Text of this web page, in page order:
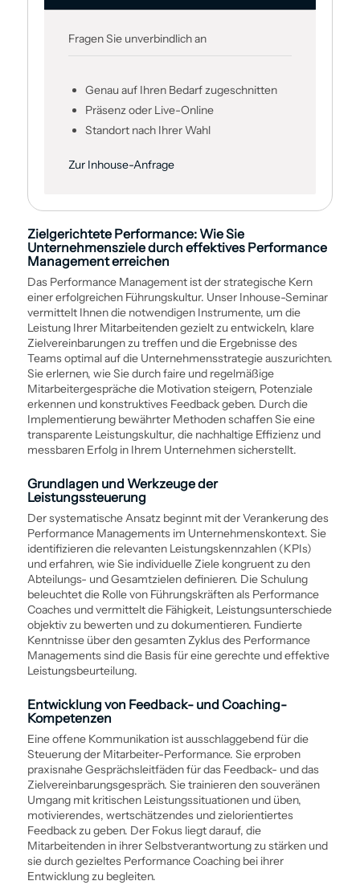
Zielgerichtete Performance: Wie Sie
Unternehmensziele durch effektives Performance
Management erreichen
Das Performance Management ist der strategische Kern
einer erfolgreichen Führungskultur. Unser Inhouse-Seminar
vermittelt Ihnen die notwendigen Instrumente, um die
Leistung Ihrer Mitarbeitenden gezielt zu entwickeln, klare
Zielvereinbarungen zu treffen und die Ergebnisse des
Teams optimal auf die Unternehmens­strategie auszurichten.
Sie erlernen, wie Sie durch faire und regelmäßige
Mitarbeiter­gespräche die Motivation steigern, Potenziale
erkennen und konstruktives Feedback geben. Durch die
Implementierung bewährter Methoden schaffen Sie eine
transparente Leistungskultur, die nachhaltige Effizienz und
messbaren Erfolg in Ihrem Unternehmen sicherstellt.
Grundlagen und Werkzeuge der
Leistungssteuerung
Der ­systematische Ansatz beginnt mit der Verankerung des
Performance Managements im Unternehmenskontext. Sie
identifizieren die relevanten Leistungskennzahlen (KPIs)
und erfahren, wie Sie individuelle Ziele kongruent zu den
Abteilungs- und Gesamtzielen definieren. Die Schulung
beleuchtet die Rolle von Führungskräften als Performance
Coaches und vermittelt die Fähigkeit, Leistungsunterschiede
objektiv zu bewerten und zu dokumentieren. Fundierte
Kenntnisse über den gesamten Zyklus des Performance
Managements sind die Basis für eine gerechte und effektive
Leistungsbeurteilung.
Entwicklung von Feedback- und Coaching-
Kompetenzen
Eine offene Kommunikation ist ausschlaggebend für die
Steuerung der Mitarbeiter-Performance. Sie erproben
praxisnahe Gesprächsleitfäden für das Feedback- und das
Zielvereinbarungsgespräch. Sie trainieren den souveränen
Umgang mit kritischen Leistungssituationen und üben,
motivierendes, wertschätzendes und zielorientiertes
Feedback zu geben. Der Fokus liegt darauf, die
Mitarbeitenden in ihrer Selbstverantwortung zu stärken und
sie durch gezieltes Performance Coaching bei ihrer
Entwicklung zu begleiten.
Fragen Sie unverbindlich an
Genau auf Ihren Bedarf zugeschnitten
Präsenz oder Live-Online
Standort nach Ihrer Wahl
Zur Inhouse-Anfrage